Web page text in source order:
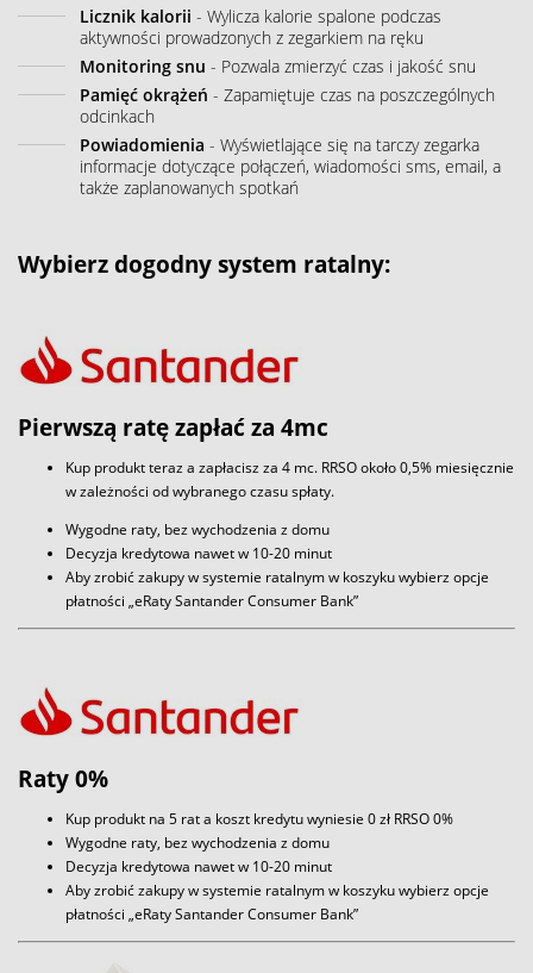
Licznik kalorii - Wylicza kalorie spalone podczas
aktywności prowadzonych z zegarkiem na ręku
Monitoring snu - Pozwala zmierzyć czas i jakość snu
Pamięć okrążeń - Zapamiętuje czas na poszczególnych
odcinkach
Powiadomienia - Wyświetlające się na tarczy zegarka
informacje dotyczące połączeń, wiadomości sms, email, a
także zaplanowanych spotkań
Wybierz dogodny system ratalny:
Pierwszą ratę zapłać za 4mc
Kup produkt teraz a zapłacisz za 4 mc. RRSO około 0,5% miesięcznie
w zależności od wybranego czasu spłaty.
Wygodne raty, bez wychodzenia z domu
Decyzja kredytowa nawet w 10-20 minut
Aby zrobić zakupy w systemie ratalnym w koszyku wybierz opcje
płatności „eRaty Santander Consumer Bank”
Raty 0%
Kup produkt na 5 rat a koszt kredytu wyniesie 0 zł RRSO 0%
Wygodne raty, bez wychodzenia z domu
Decyzja kredytowa nawet w 10-20 minut
Aby zrobić zakupy w systemie ratalnym w koszyku wybierz opcje
płatności „eRaty Santander Consumer Bank”